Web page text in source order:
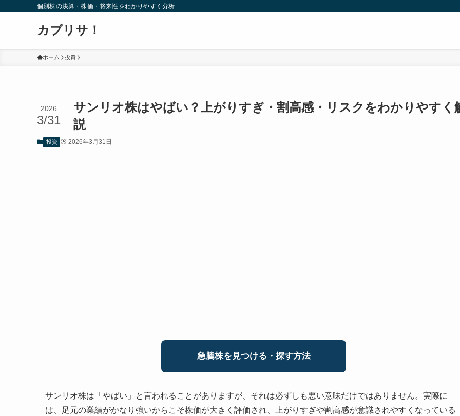
個別株の決算・株価・将来性をわかりやすく分析
カブリサ！
ホーム 投資
サンリオ株はやばい？上がりすぎ・割高感・リスクをわかりやすく
説
2026
3/31
投資 2026年3月31日
急騰株を見つける・探す方法
サンリオ株は「やばい」と言われることがありますが、それは必ずしも悪い意味だけではありません。実際に
は、足元の業績がかなり強いからこそ株価が大きく評価され、上がりすぎや割高感が意識されやすくなっている